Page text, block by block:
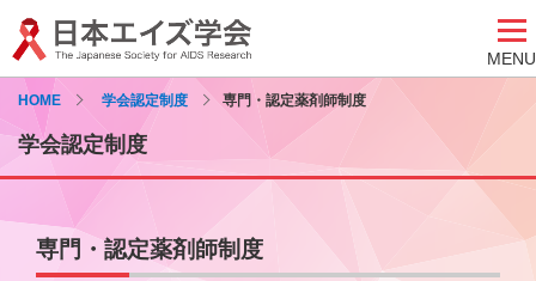
MENU
HOME 学会認定制度 専門・認定薬剤師制度
学会認定制度
専門・認定薬剤師制度